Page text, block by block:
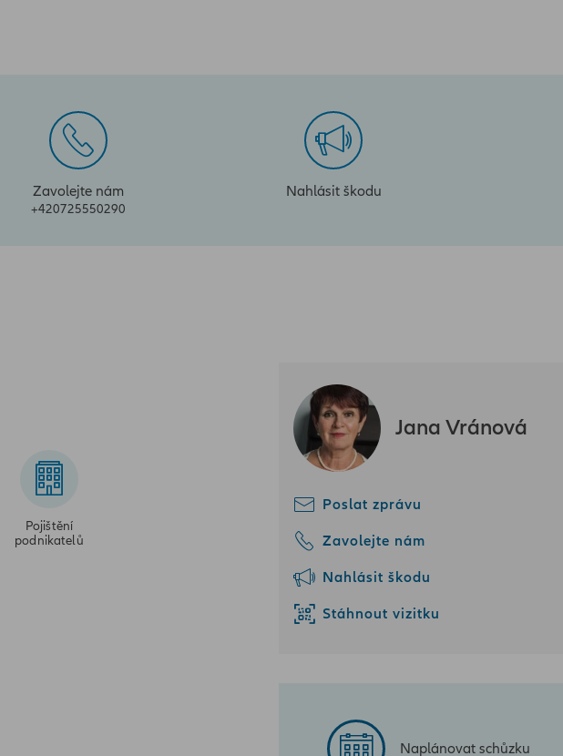
Zavolejte nám
+420725550290
Nahlásit škodu
Jana Vránová
Poslat zprávu
Zavolejte nám
Nahlásit škodu
Stáhnout vizitku
Naplánovat schůzku
Pojištění
podnikatelů